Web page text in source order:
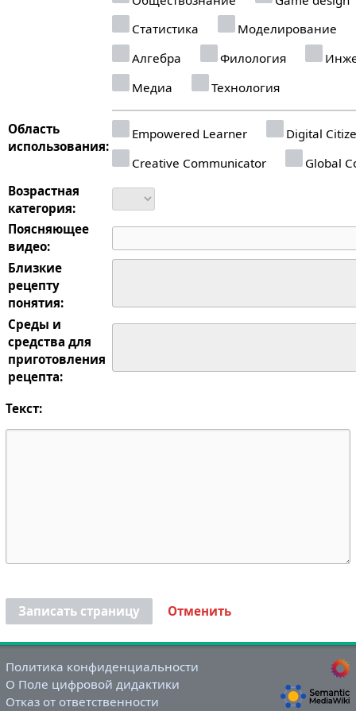
Статистика
Моделирование
Алгебра
Филология
Медиа
Технология
Область
использования:
Empowered Learner
Digital
Creative Communicator
Global
Возрастная
категория:
Поясняющее
видео:
Близкие
рецепту
понятия:
Среды и
средства для
приготовления
рецепта:
Текст:
Записать страницу Отменить
Политика конфиденциальности
О Поле цифровой дидактики
Отказ от ответственности